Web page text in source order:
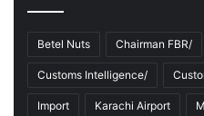
Betel Nuts Chairman FBR/
Customs Intelligence/
Import Karachi Airport